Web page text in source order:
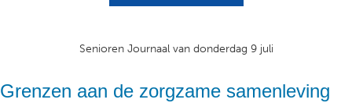
Senioren Journaal van donderdag 9 juli
Grenzen aan de zorgzame samenleving